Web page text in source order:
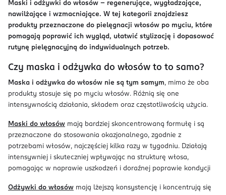
Maski i odżywki do włosów – regenerujące, wygładzające,
nawilżające i wzmacniające. W tej kategorii znajdziesz
produkty przeznaczone do pielęgnacji włosów po myciu, które
pomagają poprawić ich wygląd, ułatwić stylizację i dopasować
rutynę pielęgnacyjną do indywidualnych potrzeb.
Czy maska i odżywka do włosów to to samo?
Maska i odżywka do włosów nie są tym samym, mimo że oba
produkty stosuje się po myciu włosów. Różnią się one
intensywnością działania, składem oraz częstotliwością użycia.
Maski do włosów mają bardziej skoncentrowaną formułę i są
przeznaczone do stosowania okazjonalnego, zgodnie z
potrzebami włosów, najczęściej kilka razy w tygodniu. Działają
intensywniej i skuteczniej wpływając na strukturę włosa,
pomagając w naprawie uszkodzeń i doraźnej poprawie kondycji
Odżywki do włosów mają lżejszą konsystencję i koncentrują się